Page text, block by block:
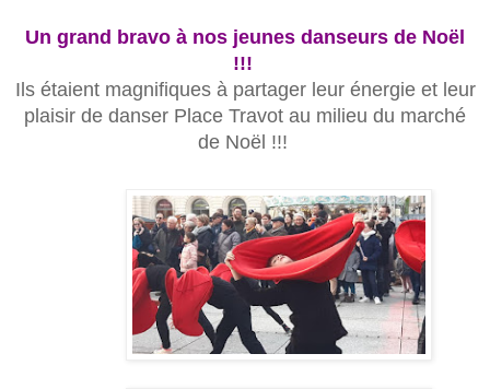
Un grand bravo à nos jeunes danseurs de Noël
!!!
Ils étaient magnifiques à partager leur énergie et leur
plaisir de danser Place Travot au milieu du marché
de Noël !!!